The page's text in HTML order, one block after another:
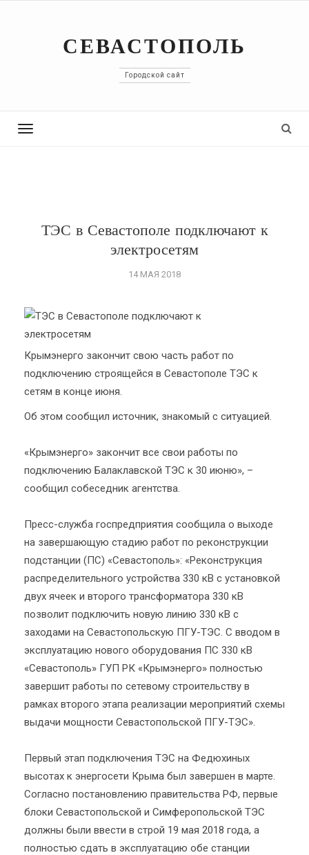
СЕВАСТОПОЛЬ
Городской сайт
Toggle
ТЭС в Севастополе подключают к
электросетям
14 МАЯ 2018
Крымэнерго закончит свою часть работ по
подключению строящейся в Севастополе ТЭС к
сетям в конце июня.
Об этом сообщил источник, знакомый с ситуацией.
«Крымэнерго» закончит все свои работы по
подключению Балаклавской ТЭС к 30 июню», –
сообщил собеседник агентства.
Пресс-служба госпредприятия сообщила о выходе
на завершающую стадию работ по реконструкции
подстанции (ПС) «Севастополь»: «Реконструкция
распределительного устройства 330 кВ с установкой
двух ячеек и второго трансформатора 330 кВ
позволит подключить новую линию 330 кВ с
заходами на Севастопольскую ПГУ-ТЭС. С вводом в
эксплуатацию нового оборудования ПС 330 кВ
«Севастополь» ГУП РК «Крымэнерго» полностью
завершит работы по сетевому строительству в
рамках второго этапа реализации мероприятий схемы
выдачи мощности Севастопольской ПГУ-ТЭС».
Первый этап подключения ТЭС на Федюхиных
высотах к энергосети Крыма был завершен в марте.
Согласно постановлению правительства РФ, первые
блоки Севастопольской и Симферопольской ТЭС
должны были ввести в строй 19 мая 2018 года, а
полностью сдать в эксплуатацию обе станции